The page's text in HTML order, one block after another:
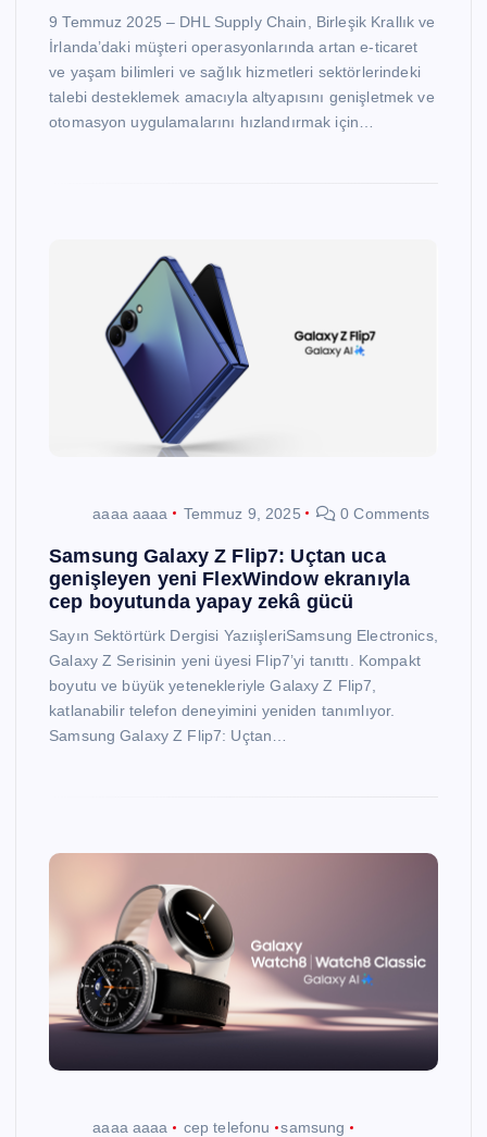
9 Temmuz 2025 – DHL Supply Chain, Birleşik Krallık ve
İrlanda’daki müşteri operasyonlarında artan e-ticaret
ve yaşam bilimleri ve sağlık hizmetleri sektörlerindeki
talebi desteklemek amacıyla altyapısını genişletmek ve
otomasyon uygulamalarını hızlandırmak için…
aaaa aaaa Temmuz 9, 2025 0 Comments
Samsung Galaxy Z Flip7: Uçtan uca
genişleyen yeni FlexWindow ekranıyla
cep boyutunda yapay zekâ gücü
Sayın Sektörtürk Dergisi YazıişleriSamsung Electronics,
Galaxy Z Serisinin yeni üyesi Flip7’yi tanıttı. Kompakt
boyutu ve büyük yetenekleriyle Galaxy Z Flip7,
katlanabilir telefon deneyimini yeniden tanımlıyor.
Samsung Galaxy Z Flip7: Uçtan…
aaaa aaaa cep telefonu
samsung